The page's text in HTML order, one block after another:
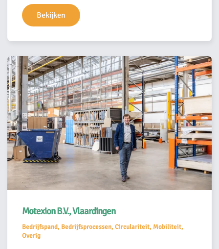
Bekijken
Motexion B.V., Vlaardingen
Bedrijfspand, Bedrijfsprocessen, Circulariteit, Mobiliteit,
Overig